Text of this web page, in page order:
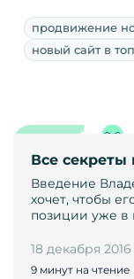
продвижение
новый сайт в топ
Все секреты
Введение
хочет, чтобы
позиции уже в
18 декабря 2016
9 минут на чтение